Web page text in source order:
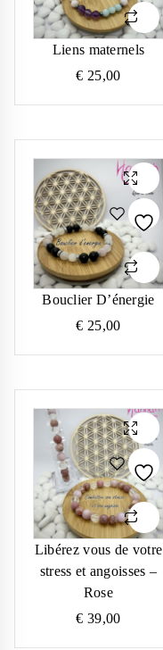
Liens maternels
€ 25,00
Bouclier D’énergie
€ 25,00
Libérez vous de votre
stress et angoisses –
Rose
€ 39,00